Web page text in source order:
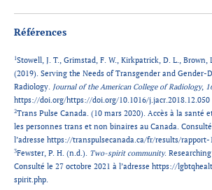
Références
1Stowell, J. T., Grimstad, F. W., Kirkpatrick, D. L., Brown,
(2019). Serving the Needs of Transgender and Gender-
Radiology. Journal of the American College of Radiology,
https://doi.org/https://doi.org/10.1016/j.jacr.2018.12.050
2Trans Pulse Canada. (10 mars 2020). Accès à la santé
les personnes trans et non binaires au Canada.
l’adresse https://transpulsecanada.ca/fr/results/rapport-
3Fewster, P. H. (n.d.). Two-spirit community.
Consulté le 27 octobre 2021 à l’adresse https://
spirit.php.